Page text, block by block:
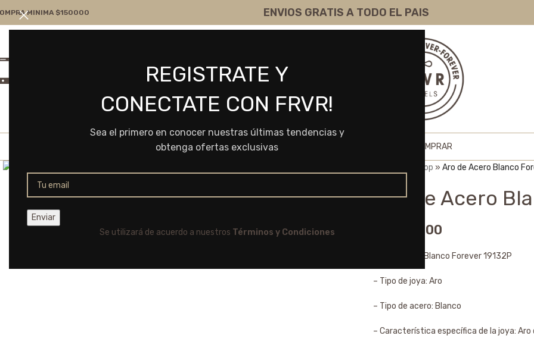
REGISTRATE Y
CONECTATE CON FRVR!
Sea el primero en conocer nuestras últimas tendencias y
obtenga ofertas exclusivas
Se utilizará de acuerdo a nuestros Términos y Condiciones
MINIMA $150000 ENVIOS GRATIS A TODO EL PAIS
ventas@frvr.com.ar
HOME COMO COMPRAR
Shop » Aro de Acero Blanco
Aro de Acero
4.030,00
Aro de Acero Blanco Forever 19132P
– Tipo de joya: Aro
– Tipo de acero: Blanco
– Característica específica de la joya: Aro